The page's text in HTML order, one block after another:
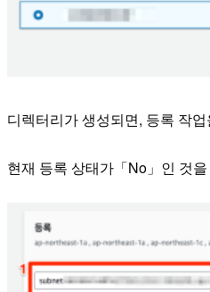
디렉터리가 생성되면, 등록 작
현재 등록 상태가「No」인 것